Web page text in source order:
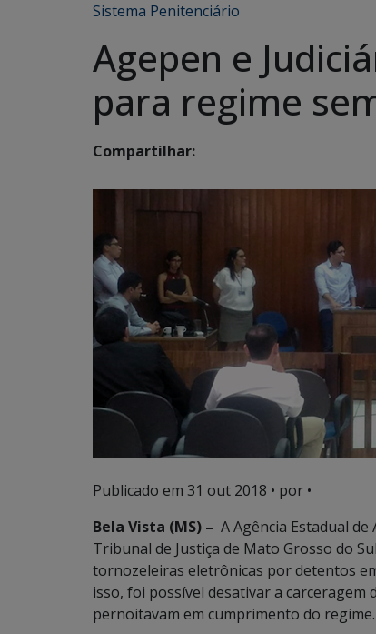
Sistema Penitenciário
Agepen e
para regime
Compartilhar:
Publicado em 31 out 2018 • por •
Bela Vista (MS) – A Agência Estadual
Tribunal de Justiça de Mato Grosso do
tornozeleiras eletrônicas por detentos
isso, foi possível desativar a carceragem
pernoitavam em cumprimento do regime.